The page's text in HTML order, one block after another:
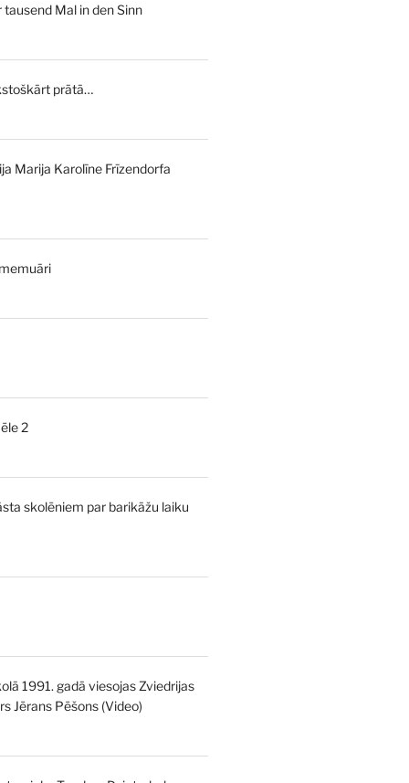
€.
Mal in den Sinn
prātā…
€.
Marija Karolīne Frīzendorfa
€.
2
€.
skolēniem par barikāžu laiku
€.
1991. gadā viesojas Zviedrijas
Jērans Pēšons (Video)